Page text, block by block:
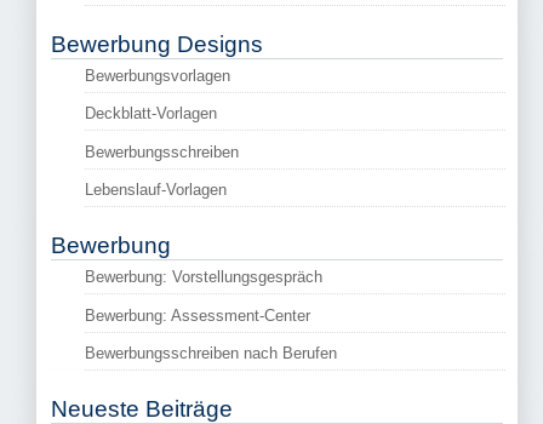
Bewerbung Designs
Bewerbungsvorlagen
Deckblatt-Vorlagen
Bewerbungsschreiben
Lebenslauf-Vorlagen
Bewerbung
Bewerbung: Vorstellungsgespräch
Bewerbung: Assessment-Center
Bewerbungsschreiben nach Berufen
Neueste Beiträge